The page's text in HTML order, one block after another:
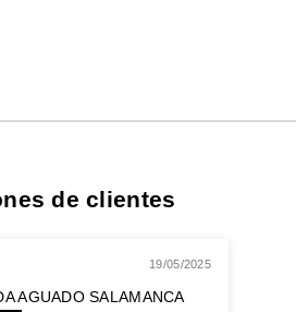
de clientes
19/05/2025
AGUADO SALAMANCA